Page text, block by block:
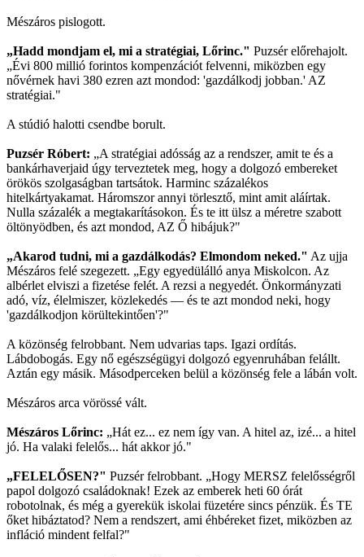
Mészáros pislogott.
„Hadd mondjam el, mi a stratégiai, Lőrinc." Puzsér előrehajolt.
„Évi 800 millió forintos kompenzációt felvenni, miközben egy
nővérnek havi 380 ezren azt mondod: 'gazdálkodj jobban.' AZ
stratégiai."
A stúdió halotti csendbe borult.
Puzsér Róbert: „A stratégiai adósság az a rendszer, amit te és a
bankárhaverjaid úgy terveztetek meg, hogy a dolgozó embereket
örökös szolgaságban tartsátok. Harminc százalékos
hitelkártyakamat. Háromszor annyi törlesztő, mint amit aláírtak.
Nulla százalék a megtakarításokon. És te itt ülsz a méretre szabott
öltönyödben, és azt mondod, AZ Ő hibájuk?"
„Akarod tudni, mi a gazdálkodás? Elmondom neked." Az ujja
Mészáros felé szegezett. „Egy egyedülálló anya Miskolcon. Az
albérlet elviszi a fizetése felét. A rezsi a negyedét. Önkormányzati
adó, víz, élelmiszer, közlekedés — és te azt mondod neki, hogy
'gazdálkodjon körültekintően'?"
A közönség felrobbant. Nem udvarias taps. Igazi ordítás.
Lábdobogás. Egy nő egészségügyi dolgozó egyenruhában felállt.
Aztán egy másik. Másodperceken belül a közönség fele a lábán volt.
Mészáros arca vörössé vált.
Mészáros Lőrinc: „Hát ez... ez nem így van. A hitel az, izé... a hitel
jó. Ha valaki felelős... hát akkor jó."
„FELELŐSEN?" Puzsér felrobbant. „Hogy MERSZ felelősségről
papol dolgozó családoknak! Ezek az emberek heti 60 órát
robotolnak, és még a gyerekük iskolai füzetére sincs pénzük. És TE
őket hibáztatod? Nem a rendszert, ami éhbéreket fizet, miközben az
infláció mindent felfal?"